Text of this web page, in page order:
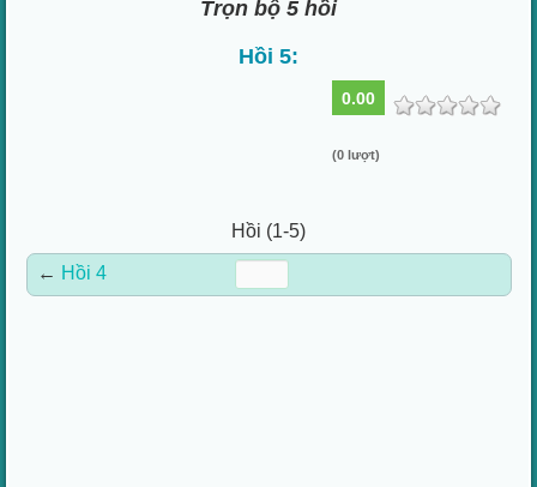
Trọn bộ 5 hồi
Hồi 5:
0.00
(0 lượt)
Hồi (1-5)
← Hồi 4